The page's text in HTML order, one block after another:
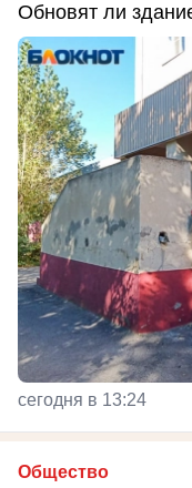
Обновят ли
сегодня в 13:24
Общество